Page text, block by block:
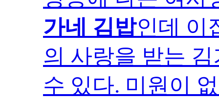
가네 김밥인데 이
의 사랑을 받는
수 있다. 미원이